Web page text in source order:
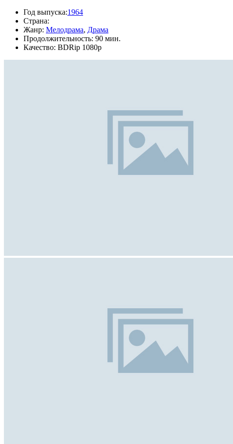
Год выпуска:1964
Страна:
Жанр: Мелодрама, Драма
Продолжительность: 90 мин.
Качество: BDRip 1080p